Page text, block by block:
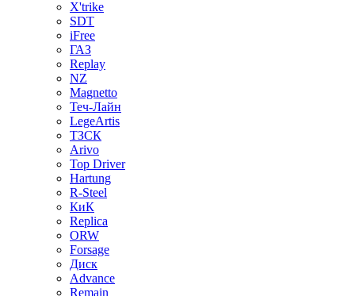
X'trike
SDT
iFree
ГАЗ
Replay
NZ
Magnetto
Теч-Лайн
LegeArtis
ТЗСК
Arivo
Top Driver
Hartung
R-Steel
КиК
Replica
ORW
Forsage
Диск
Advance
Remain